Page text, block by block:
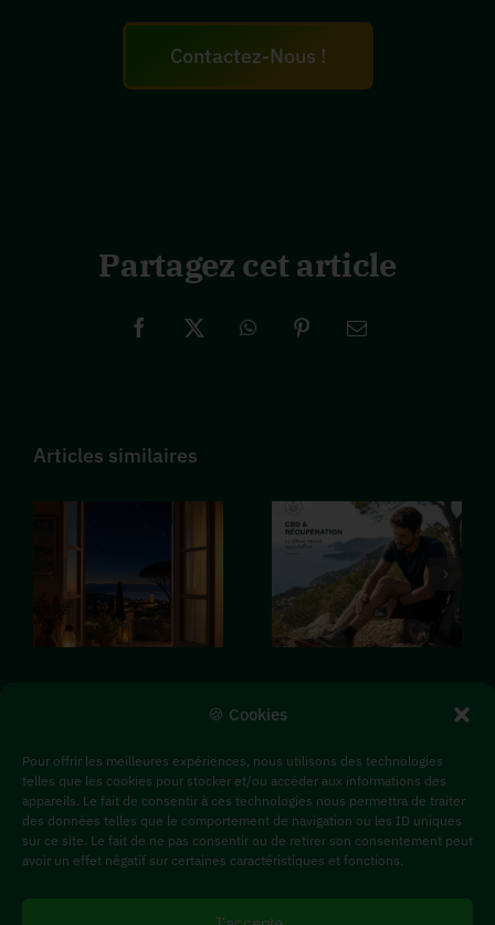
🍪 Cookies
Pour offrir les meilleures expériences, nous utilisons des technologies
telles que les cookies pour stocker et/ou accéder aux informations des
appareils. Le fait de consentir à ces technologies nous permettra de traiter
des données telles que le comportement de navigation ou les ID uniques
sur ce site. Le fait de ne pas consentir ou de retirer son consentement peut
avoir un effet négatif sur certaines caractéristiques et fonctions.
Contactez-Nous !
Partagez cet article
Facebook
X WhatsAppPinterestEmail
Articles similaires
CBD et
comment
mieux
dormir
var
allié
naturel
contre
les
musculaires
sport
Le CBD Shop Les CBD 24/7
Les Produits CBD
Les Actus CBD
Mentions Légales